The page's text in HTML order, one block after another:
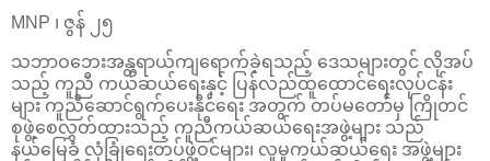
MNP ၊ ဇွန် ၂၅
သဘာဝဘေးအန္တရာယ်ကျရောက်ခဲ့ရသည့် ဒေသများတွင် လိုအပ်
သည့် ကူညီ ကယ်ဆယ်ရေးနှင့် ပြန်လည်ထူထောင်ရေးလုပ်ငန်း
များ ကူညီဆောင်ရွက်ပေးနိုင်ရေး အတွက် တပ်မတော်မှ ကြိုတင်
စုဖွဲ့စေလွှတ်ထားသည့် ကူညီကယ်ဆယ်ရေးအဖွဲ့များ သည်
နယ်မြေခံ လုံခြုံရေးတပ်ဖွဲ့ဝင်များ၊ လူမှုကယ်ဆယ်ရေး အဖွဲ့များ